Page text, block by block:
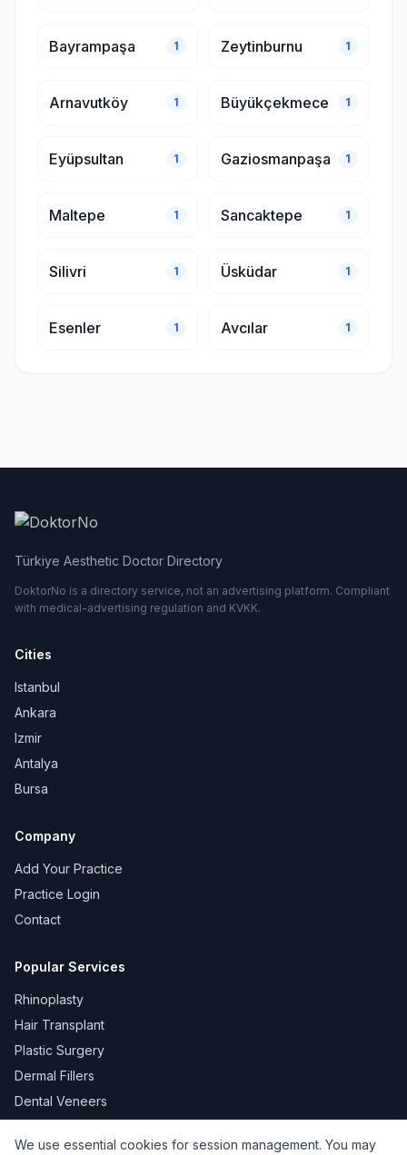
Bayrampaşa 1 Zeytinburnu 1
Arnavutköy 1 Büyükçekmece 1
Eyüpsultan 1 Gaziosmanpaşa 1
Maltepe 1 Sancaktepe 1
Silivri 1 Üsküdar 1
Esenler 1 Avcılar 1
Türkiye Aesthetic Doctor Directory
DoktorNo is a directory service, not an advertising platform. Compliant
with medical-advertising regulation and KVKK.
Cities
Istanbul
Ankara
Izmir
Antalya
Bursa
Company
Add Your Practice
Practice Login
Contact
Popular Services
Rhinoplasty
Hair Transplant
Plastic Surgery
Dermal Fillers
Dental Veneers
We use essential cookies for session management. You may